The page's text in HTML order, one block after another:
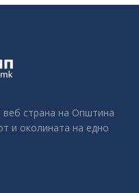
веб страна на Општина
и околината на едно